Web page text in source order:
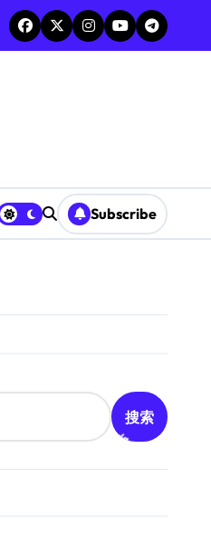
Subscribe
搜索